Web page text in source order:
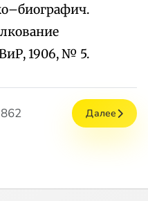
1906, № 5.
Далее